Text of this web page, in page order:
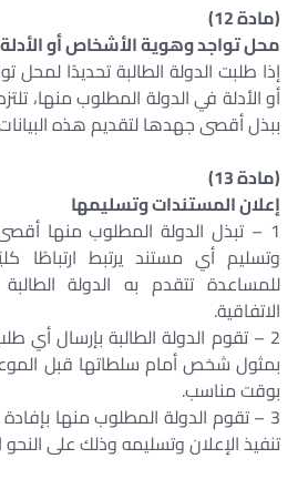
(مادة 12)
محل تواجد وهوية الأشخاص أو الأدلة
إذا طلبت الدولة الطالبة تحديدًا
أو الأدلة في الدولة المطلوب منها،
ببذل أقصى جهدها لتقديم هذه
(مادة 13)
إعلان المستندات وتسليمها
1 – تبذل الدولة المطلوب منها
وتسليم أي مستند يرتبط ارتباطًا
للمساعدة تتقدم به الدولة
الاتفاقية.
2 – تقوم الدولة الطالبة بإرسال أي
بمثول شخص أمام سلطاتها قبل
بوقت مناسب.
3 – تقوم الدولة المطلوب منها بإفادة
تنفيذ الإعلان وتسليمه وذلك على